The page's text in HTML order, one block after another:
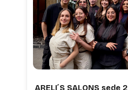
ARELI´S SALONS sede 2